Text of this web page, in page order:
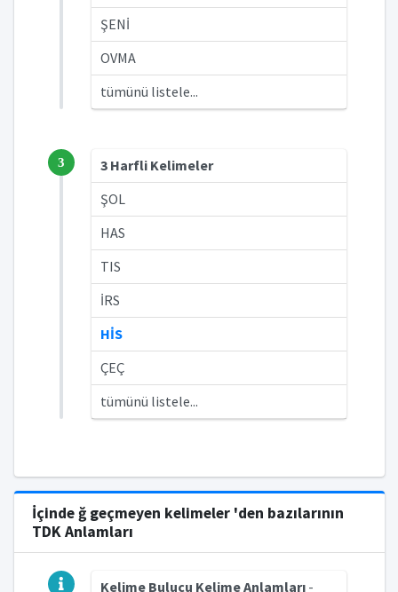
ŞENİ
OVMA
tümünü listele...
3
3 Harfli Kelimeler
ŞOL
HAS
TIS
İRS
HİS
ÇEÇ
tümünü listele...
İçinde ğ geçmeyen kelimeler 'den bazılarının
TDK Anlamları
Kelime Bulucu Kelime Anlamları -